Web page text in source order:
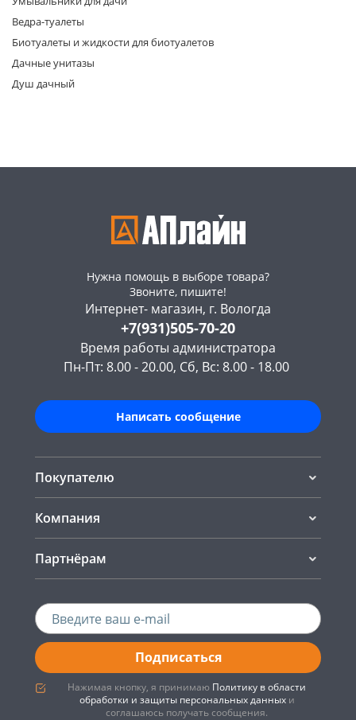
Ведра-туалеты
Биотуалеты и жидкости для биотуалетов
Дачные унитазы
Душ дачный
Нужна помощь в выборе товара?
Звоните, пишите!
Интернет- магазин, г. Вологда
+7(931)505-70-20
Время работы администратора
Пн-Пт: 8.00 - 20.00, Сб, Вс: 8.00 - 18.00
Написать сообщение
Покупателю
Компания
Партнёрам
Подписаться
Нажимая кнопку, я принимаю Политику в области
обработки и защиты персональных данныхи
соглашаюсь получать сообщения.